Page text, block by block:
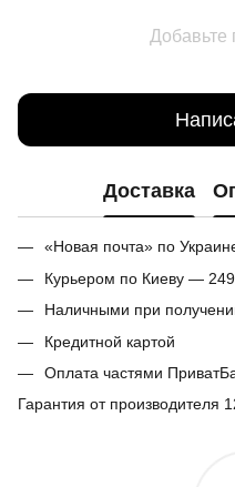
Добавьте
Доставка
«Новая почта» по
Курьером по Киеву — 249
Наличными при
Кредитной картой
Оплата частями
Гарантия от производителя